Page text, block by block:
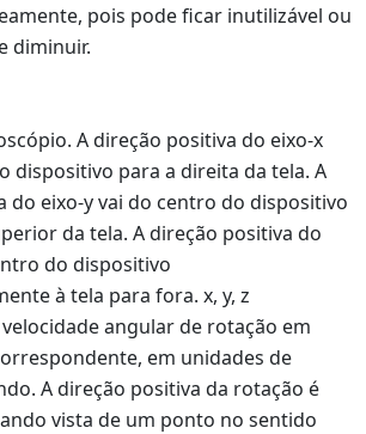
pois pode ficar inutilizável ou
diminuir.
A direção positiva do eixo-x
dispositivo para a direita da tela. A
do eixo-y vai do centro do dispositivo
da tela. A direção positiva do
do dispositivo
à tela para fora. x, y, z
angular de rotação em
em unidades de
A direção positiva da rotação é
vista de um ponto no sentido